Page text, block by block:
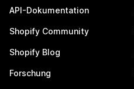
API-Dokumentation
Shopify Community
Shopify Blog
Forschung